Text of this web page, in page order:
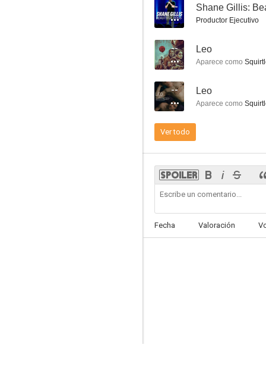
Galería Disney: Star Wars: The Mandalorian
-- Shane Gillis:
Productor Ejecutivo
-- Leo
Aparece como
-- Leo
Aparece como
Ver todo
Fecha Valoración